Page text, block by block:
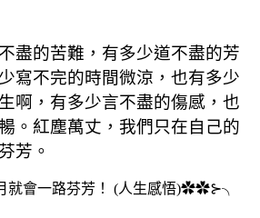
盡的苦難，有多少道不盡的芳
寫不完的時間微涼，也有多少
啊，有多少言不盡的傷感，也
。紅塵萬丈，我們只在自己的
芳。